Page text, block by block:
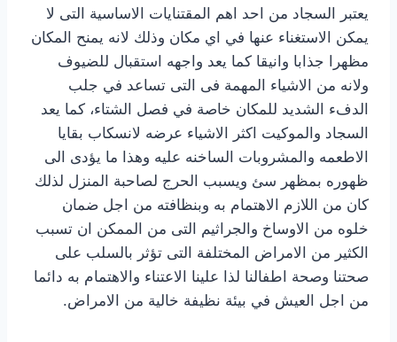
يعتبر السجاد من احد اهم المقتنايات الاساسية التى لا
يمكن الاستغناء عنها في اي مكان وذلك لانه يمنح المكان
مظهرا جذابا وانيقا كما يعد واجهه استقبال للضيوف
ولانه من الاشياء المهمة فى التى تساعد في جلب
الدفء الشديد للمكان خاصة في فصل الشتاء، كما يعد
السجاد والموكيت اكثر الاشياء عرضه لانسكاب بقايا
الاطعمه والمشروبات الساخنه عليه وهذا ما يؤدى الى
ظهوره بمظهر سئ ويسبب الحرج لصاحبة المنزل لذلك
كان من اللازم الاهتمام به وبنظافته من اجل ضمان
خلوه من الاوساخ والجراثيم التى من الممكن ان تسبب
الكثير من الامراض المختلفة التى تؤثر بالسلب على
صحتنا وصحة اطفالنا لذا علينا الاعتناء والاهتمام به دائما
من اجل العيش في بيئة نظيفة خالية من الامراض.